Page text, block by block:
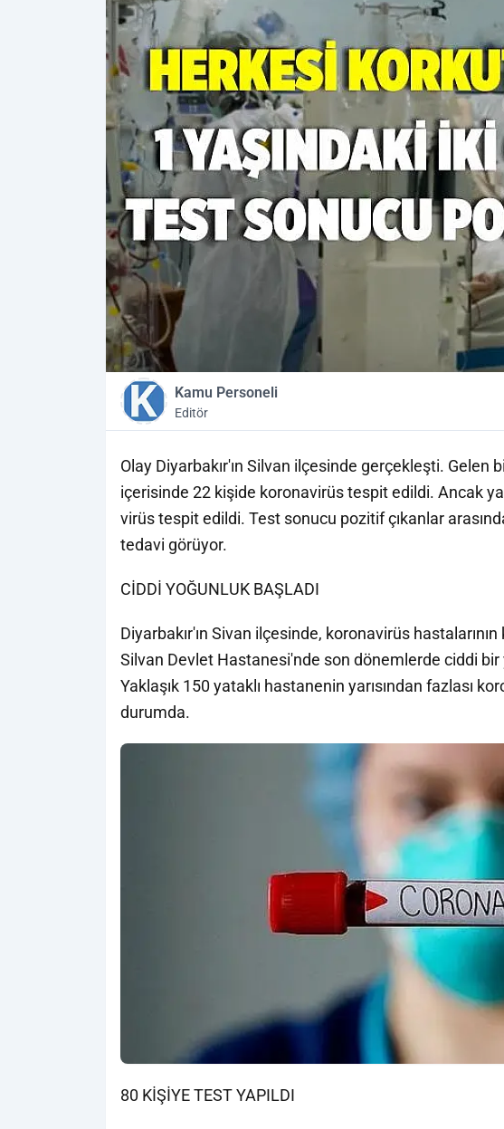
Kamu Personeli
Editör
Olay Diyarbakır'ın Silvan ilçesinde gerçekleşti. Gelen
içerisinde 22 kişide koronavirüs tespit edildi. Ancak
virüs tespit edildi. Test sonucu pozitif çıkanlar
tedavi görüyor.
CİDDİ YOĞUNLUK BAŞLADI
Diyarbakır'ın Sivan ilçesinde, koronavirüs
Silvan Devlet Hastanesi'nde son dönemlerde ciddi
Yaklaşık 150 yataklı hastanenin yarısından fazlası
durumda.
80 KİŞİYE TEST YAPILDI